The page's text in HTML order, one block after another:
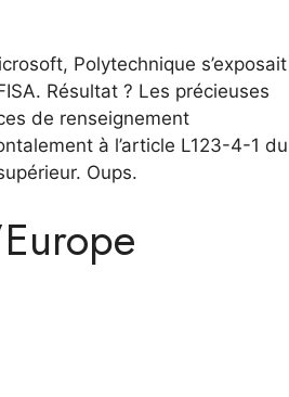
Polytechnique s’exposait
Résultat ? Les précieuses
de renseignement
à l’article L123-4-1 du
Oups.